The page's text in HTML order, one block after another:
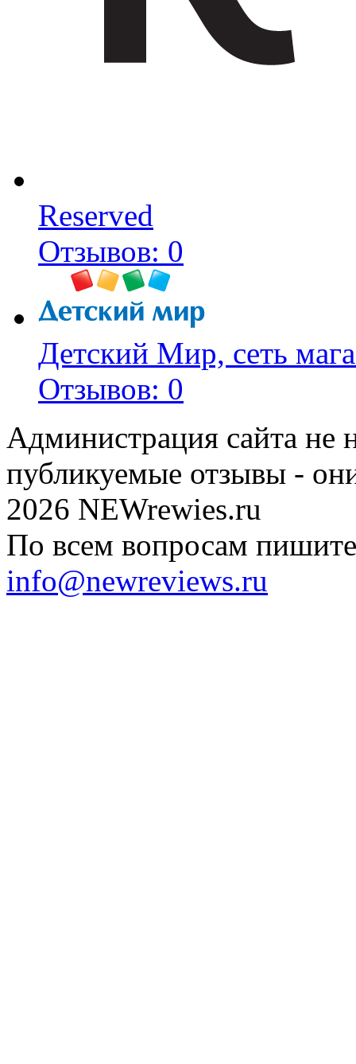
Reserved
Отзывов: 0
Детский Мир, сеть
Отзывов: 0
Администрация сайта не
публикуемые отзывы -
2026 NEWrewies.ru
По всем вопросам
info@newreviews.ru